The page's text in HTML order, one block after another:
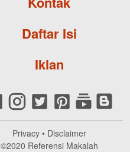
Daftar Isi
Iklan
Privacy• Disclaimer
©2020 Referensi Makalah